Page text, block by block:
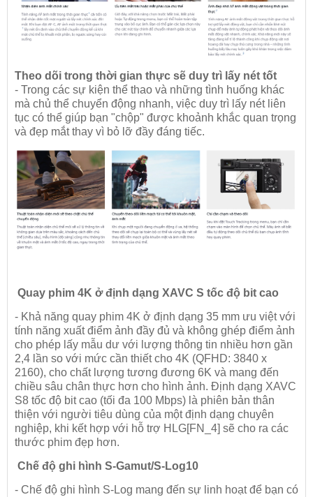
Theo dõi trong thời gian thực sẽ duy trì lấy nét tốt
- Trong các sự kiện thể thao và những tình huống khác
mà chủ thể chuyển động nhanh, việc duy trì lấy nét liên
tục có thể giúp bạn "chộp" được khoảnh khắc quan trọng
và đẹp mắt thay vì bỏ lỡ đầy đáng tiếc.
Quay phim 4K ở định dạng XAVC S tốc độ bit cao
- Khả năng quay phim 4K ở định dạng 35 mm ưu việt với
tính năng xuất điểm ảnh đầy đủ và không ghép điểm ảnh
cho phép lấy mẫu dư với lượng thông tin nhiều hơn gần
2,4 lần so với mức cần thiết cho 4K (QFHD: 3840 x
2160), cho chất lượng tương đương 6K và mang đến
chiều sâu chân thực hơn cho hình ảnh. Định dạng XAVC
S8 tốc độ bit cao (tối đa 100 Mbps) là phiên bản thân
thiện với người tiêu dùng của một định dạng chuyên
nghiệp, khi kết hợp với hỗ trợ HLG[FN_4] sẽ cho ra các
thước phim đẹp hơn.
Chế độ ghi hình S-Gamut/S-Log10
- Chế độ ghi hình S-Log mang đến sự linh hoạt để bạn có